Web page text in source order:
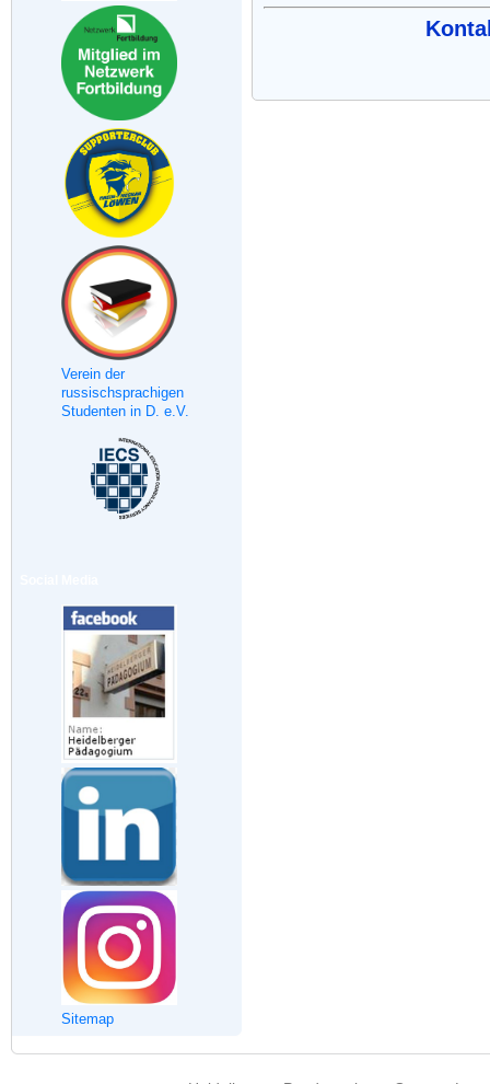
Verein der
russischsprachigen
Studenten in D. e.V.
Sitemap